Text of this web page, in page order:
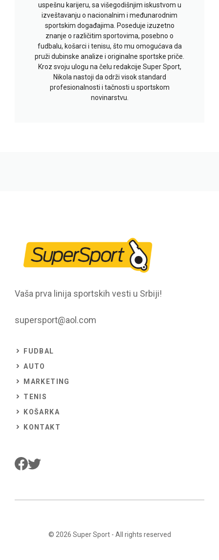
uspešnu karijeru, sa višegodišnjim iskustvom u
izveštavanju o nacionalnim i međunarodnim
sportskim događajima. Poseduje izuzetno
znanje o različitim sportovima, posebno o
fudbalu, košarci i tenisu, što mu omogućava da
pruži dubinske analize i originalne sportske priče.
Kroz svoju ulogu na čelu redakcije Super Sport,
Nikola nastoji da održi visok standard
profesionalnosti i tačnosti u sportskom
novinarstvu.
Vaša prva linija sportskih vesti u Srbiji!
supersport@aol.com
FUDBAL
AUTO
MARKETING
TENIS
KOŠARKA
KONTAKT
© 2026 Super Sport- All rights reserved